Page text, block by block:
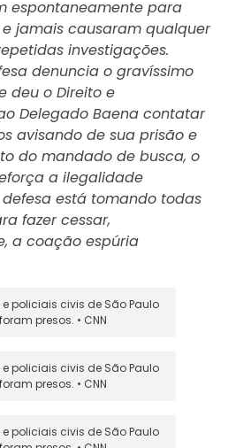
espontaneamente para
jamais causaram qualquer
investigações.
denuncia o gravíssimo
deu o Direito e
Delegado Baena contatar
avisando de sua prisão e
do mandado de busca, o
a ilegalidade
está tomando todas
fazer cessar,
a coação espúria
policiais civis de São Paulo
foram presos. • CNN
policiais civis de São Paulo
foram presos. • CNN
policiais civis de São Paulo